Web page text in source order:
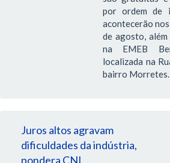
por ordem de
acontecerão
de agosto,
na EMEB
localizada na
bairro Morretes.
Juros altos agravam
dificuldades da indústria,
pondera CNI